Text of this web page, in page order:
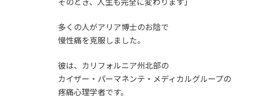
多くの人がアリア博士のお陰で
慢性痛を克服しました。
彼は、カリフォルニア州北部の
カイザー・パーマネンテ・メディカルグループの
疼痛心理学者です。